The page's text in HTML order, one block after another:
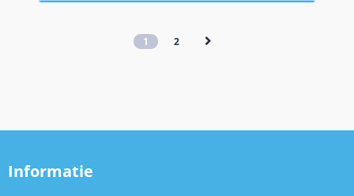
1 2
Informatie